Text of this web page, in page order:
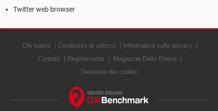
Twitter web browser
Chi siamo Condizioni di utilizzo
Informativa sulla privacy
Contatti
Regolamento
Magazine Delle Donne
Gestione dei cookie